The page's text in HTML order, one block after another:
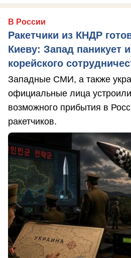
В России
Ракетчики из КНДР
Киеву: Запад паникует
корейского
Западные СМИ, а также
официальные лица устроили
возможного прибытия в
ракетчиков.